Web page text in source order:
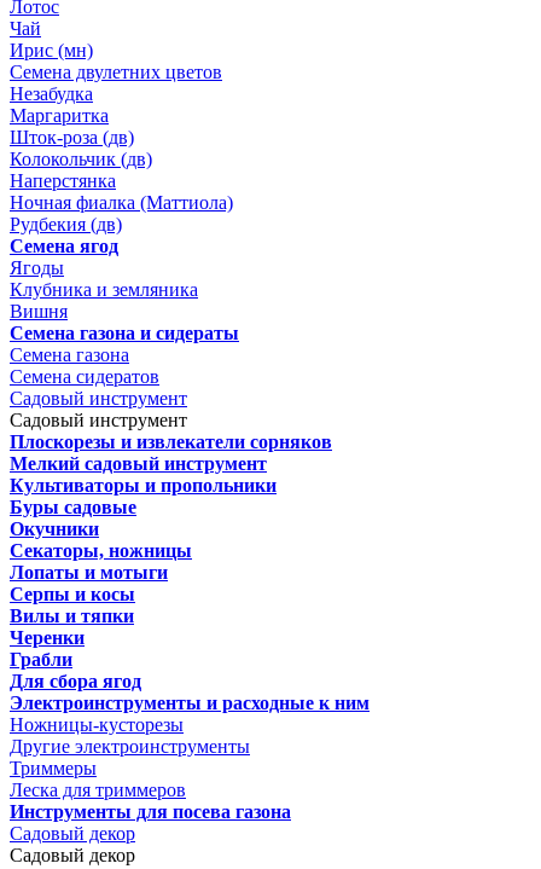
Лотос
Чай
Ирис (мн)
Семена двулетних цветов
Незабудка
Маргаритка
Шток-роза (дв)
Колокольчик (дв)
Наперстянка
Ночная фиалка (Маттиола)
Рудбекия (дв)
Семена ягод
Ягоды
Клубника и земляника
Вишня
Семена газона и сидераты
Семена газона
Семена сидератов
Садовый инструмент
Садовый инструмент
Плоскорезы и извлекатели сорняков
Мелкий садовый инструмент
Культиваторы и пропольники
Буры садовые
Окучники
Секаторы, ножницы
Лопаты и мотыги
Серпы и косы
Вилы и тяпки
Черенки
Грабли
Для сбора ягод
Электроинструменты и расходные к ним
Ножницы-кусторезы
Другие электроинструменты
Триммеры
Леска для триммеров
Инструменты для посева газона
Садовый декор
Садовый декор